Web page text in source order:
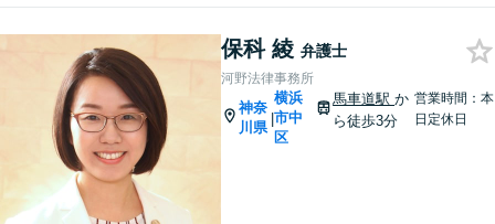
保科 綾 弁護士
河野法律事務所
神奈
川県
|
横浜
市中
区
馬車道駅か
ら徒歩3分
営業時間：本
日定休日